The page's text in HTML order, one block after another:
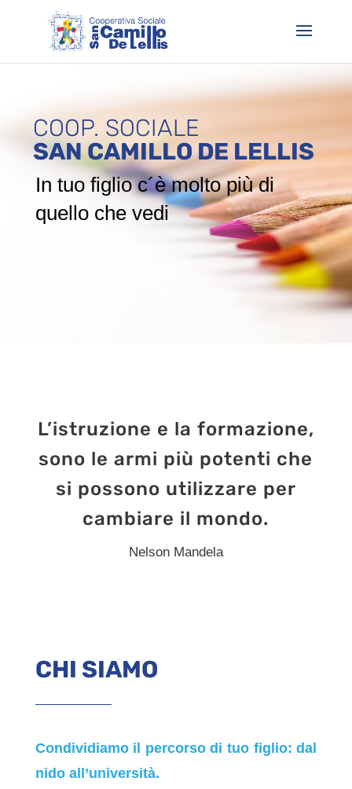
COOP. SOCIALE
SAN CAMILLO DE LELLIS
In tuo figlio c´è molto più di
quello che vedi
L’istruzione e la formazione,
sono le armi più potenti che
si possono utilizzare per
cambiare il mondo.
Nelson Mandela
CHI SIAMO
Condividiamo il percorso di tuo figlio: dal
nido all’università.